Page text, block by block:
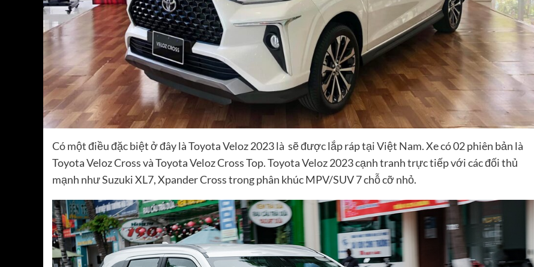
Có một điều đặc biệt ở đây là Toyota Veloz 2023 là sẽ được lắp ráp tại Việt Nam. Xe có 02 phiên bản là
Toyota Veloz Cross và Toyota Veloz Cross Top. Toyota Veloz 2023 cạnh tranh trực tiếp với các đối thủ
mạnh như Suzuki XL7, Xpander Cross trong phân khúc MPV/SUV 7 chỗ cỡ nhỏ.